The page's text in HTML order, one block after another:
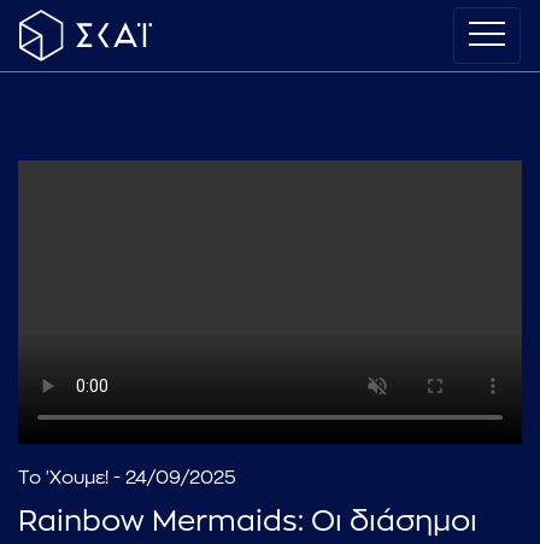
Το 'Χουμε! - 24/09/2025
Rainbow Mermaids: Οι διάσημοι